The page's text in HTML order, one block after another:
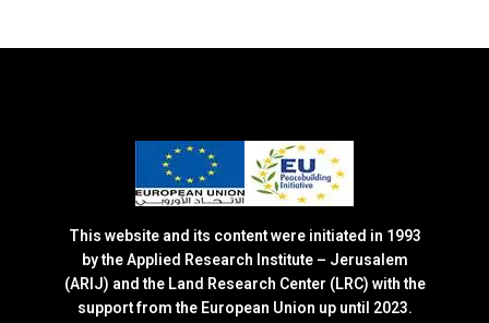
This website and its content were initiated in 1993
by the Applied Research Institute – Jerusalem
(ARIJ) and the Land Research Center (LRC) with the
support from the European Union up until 2023.